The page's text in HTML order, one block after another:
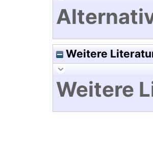
Weitere
Weitere